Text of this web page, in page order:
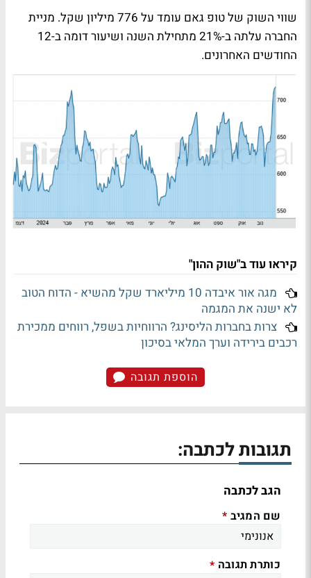
שווי השוק של טופ גאם עומד על 776 מיליון שקל. מניית
החברה עלתה ב-21% מתחילת השנה ושיעור דומה ב-12
החודשים האחרונים.
קיראו עוד ב"שוק ההון"
מגה אור איבדה 10 מיליארד שקל מהשיא - הדוח הטוב
לא ישנה את המגמה
צרות בחברות הליסינג? הרווחיות בשפל, רווחים ממכירת
רכבים בירידה וערך המלאי בסיכון
הוספת תגובה
תגובות לכתבה:
הגב לכתבה
שם המגיב *
כותרת תגובה *